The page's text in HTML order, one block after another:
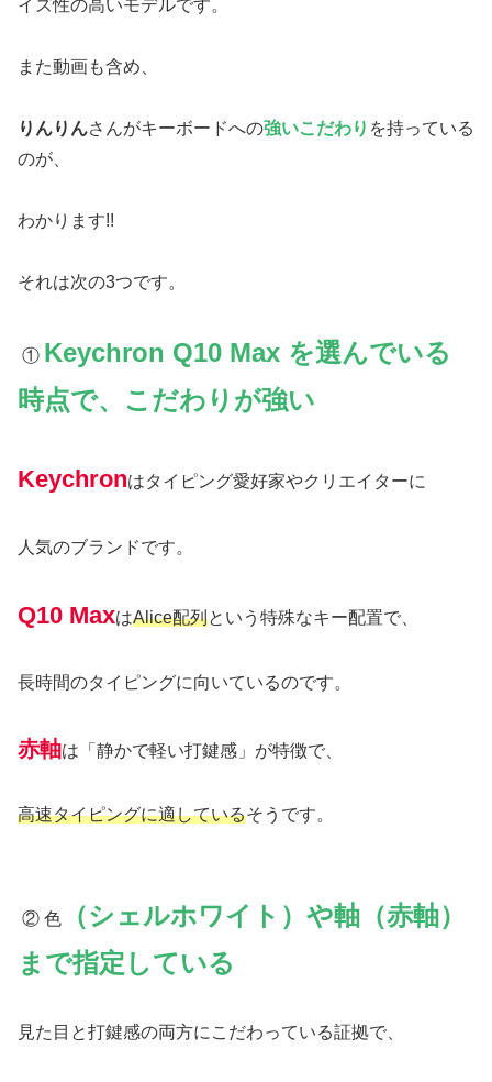
イズ性の高いモデルです。
また動画も含め、
りんりんさんがキーボードへの強いこだわり を持っている
のが、
わかります!!
それは次の3つです。
① Keychron Q10 Max を選んでいる
時点で、こだわりが強い
Keychronはタイピング愛好家やクリエイターに
人気のブランドです。
Q10 MaxはAlice配列という特殊なキー配置で、
長時間のタイピングに向いているのです。
赤軸は「静かで軽い打鍵感」が特徴で、
高速タイピングに適しているそうです。
② 色
（シェルホワイト）や軸（赤軸）
まで指定している
見た目と打鍵感の両方にこだわっている証拠で、